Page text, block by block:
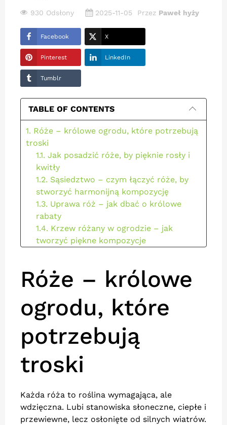
930 Odsłony 2025-11-05 Przez Paweł hyży
Facebook X
Pinterest LinkedIn
Tumblr
TABLE OF CONTENTS
1. Róże – królowe ogrodu, które potrzebują
troski
1.1. Jak posadzić róże, by pięknie rosły i
kwitły
1.2. Sąsiedztwo – czym łączyć róże, by
stworzyć harmonijną kompozycję
1.3. Uprawa róż – jak dbać o królowe
rabaty
1.4. Krzew różany w ogrodzie – jak
tworzyć piękne kompozycje
1.6. Ochrona przed szkodnikami i
chorobami
2. Stwórz ogród pełen róż i harmonii
Róże – królowe
ogrodu, które
potrzebują
troski
Każda róża to roślina wymagająca, ale
wdzięczna. Lubi stanowiska słoneczne, ciepłe i
przewiewne, lecz osłonięte od silnych wiatrów.